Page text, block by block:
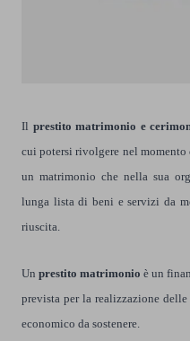
Il prestito matrimonio e
cui potersi rivolgere nel
un matrimonio che nella sua
lunga lista di beni e servizi da
riuscita.
Un prestito matrimonio è un
prevista per la realizzazione
economico da sostenere.